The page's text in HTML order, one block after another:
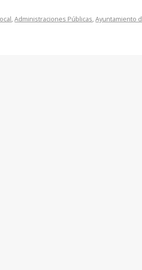
,Administraciones Públicas,Ayuntamiento